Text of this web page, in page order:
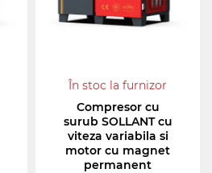
În stoc la furnizor
Compresor cu
surub SOLLANT cu
viteza variabila si
motor cu magnet
permanent